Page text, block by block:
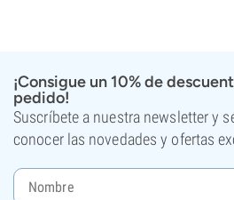
¡Consigue un 10% de
pedido!
Suscríbete a nuestra newsletter y
conocer las novedades y ofertas